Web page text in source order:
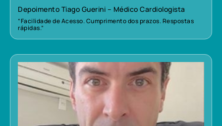
Depoimento Tiago Guerini – Médico Cardiologista
“Facilidade de Acesso. Cumprimento dos prazos. Respostas
rápidas.”